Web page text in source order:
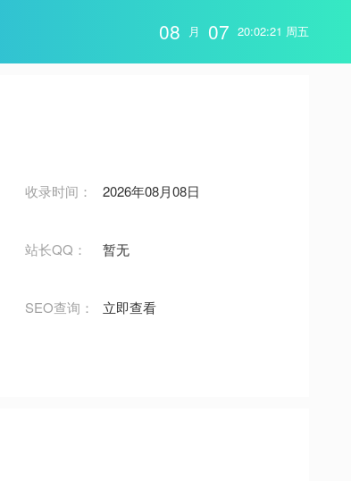
08 月 07 20:02:22 周五
收录时间： 2026年08月08日
站长QQ： 暂无
SEO查询： 立即查看